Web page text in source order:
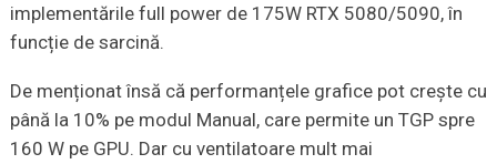
implementările full power de 175W RTX 5080/5090, în
funcție de sarcină.
De menționat însă că performanțele grafice pot crește cu
până la 10% pe modul Manual, care permite un TGP spre
160 W pe GPU. Dar cu ventilatoare mult mai